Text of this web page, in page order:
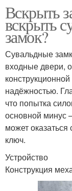
Вскрыть
вскрыть
замок?
Сувальдные
входные двери,
надёжностью.
что попытка
основной минус
может
ключ.
Устройство
Конструкция